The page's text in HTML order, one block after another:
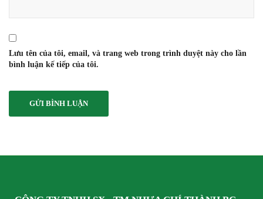
Lưu tên của tôi, email, và trang web trong trình duyệt này cho lần
bình luận kế tiếp của tôi.